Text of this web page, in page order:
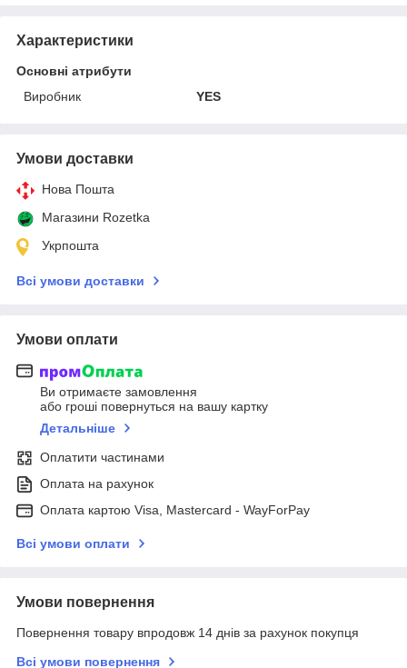
Характеристики
Основні атрибути
Виробник
YES
Умови доставки
Нова Пошта
Магазини Rozetka
Укрпошта
Всі умови доставки
Умови оплати
Ви отримаєте замовлення
або гроші повернуться на вашу картку
Детальніше
Оплатити частинами
Оплата на рахунок
Оплата картою Visa, Mastercard - WayForPay
Всі умови оплати
Умови повернення
Повернення товару впродовж 14 днів за рахунок покупця
Всі умови повернення